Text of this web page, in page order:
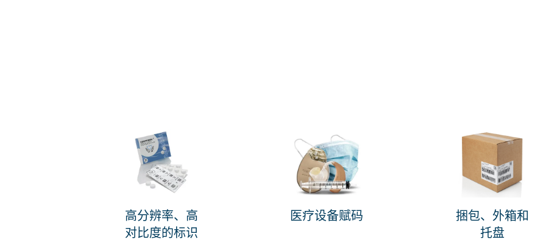
高分辨率、高
对比度的标识
医疗设备赋码
捆包、外箱和
托盘